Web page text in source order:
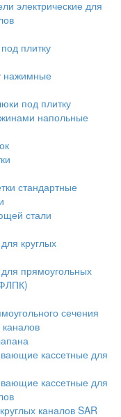
электрические для
плитку
нажимные
под плитку
напольные
стандартные
стали
круглых
прямоугольных
сечения
кассетные для
кассетные для
каналов SAR